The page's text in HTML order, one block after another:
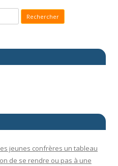
jeunes confrères un tableau
de se rendre ou pas à une